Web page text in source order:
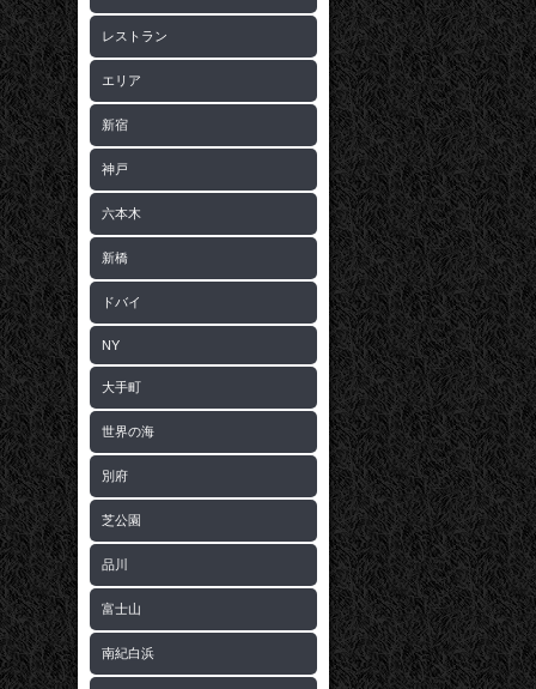
レストラン
エリア
新宿
神戸
六本木
新橋
ドバイ
NY
大手町
世界の海
別府
芝公園
品川
富士山
南紀白浜